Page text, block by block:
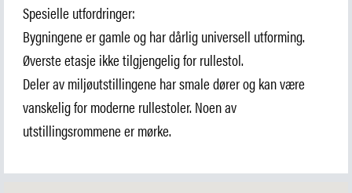
Spesielle utfordringer:
Bygningene er gamle og har dårlig universell utforming.
Øverste etasje ikke tilgjengelig for rullestol.
Deler av miljøutstillingene har smale dører og kan være
vanskelig for moderne rullestoler. Noen av
utstillingsrommene er mørke.